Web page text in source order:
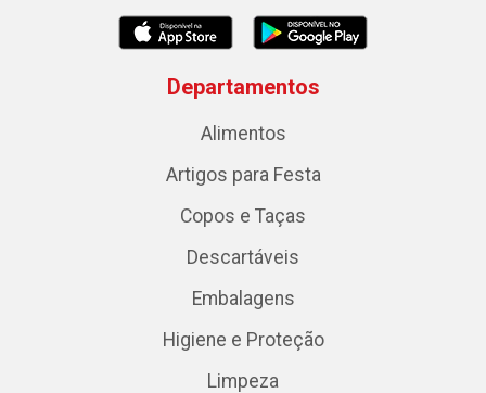
Departamentos
Alimentos
Artigos para Festa
Copos e Taças
Descartáveis
Embalagens
Higiene e Proteção
Limpeza